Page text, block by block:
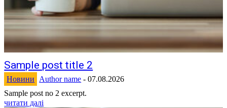
Sample post title 2
Новини Author name - 07.08.2026
Sample post no 2 excerpt.
читати далі